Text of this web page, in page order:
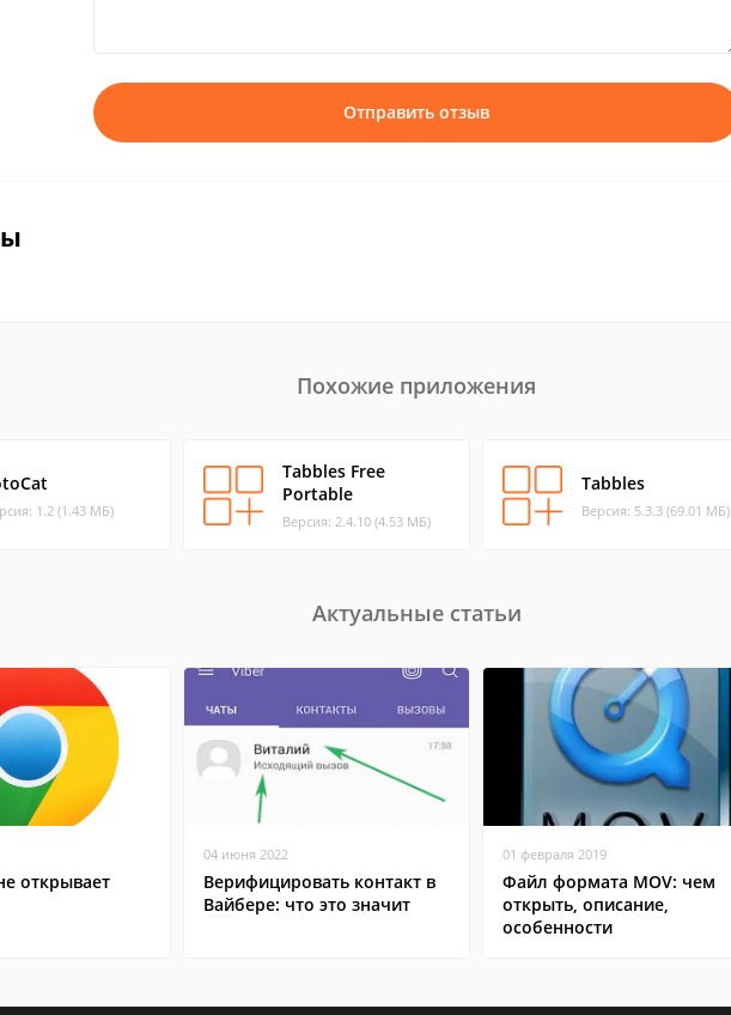
Отправить отзыв
Похожие приложения
1.2 (1.43 МБ)
Tabbles Free
Portable
Версия: 2.4.10 (4.53 МБ)
Tabbles
Версия: 5.3.3 (69.01 МБ)
Актуальные статьи
открывает
04 июня 2022
Верифицировать контакт в
Вайбере: что это значит
01 февраля 2019
Файл формата MOV: чем
открыть, описание,
особенности